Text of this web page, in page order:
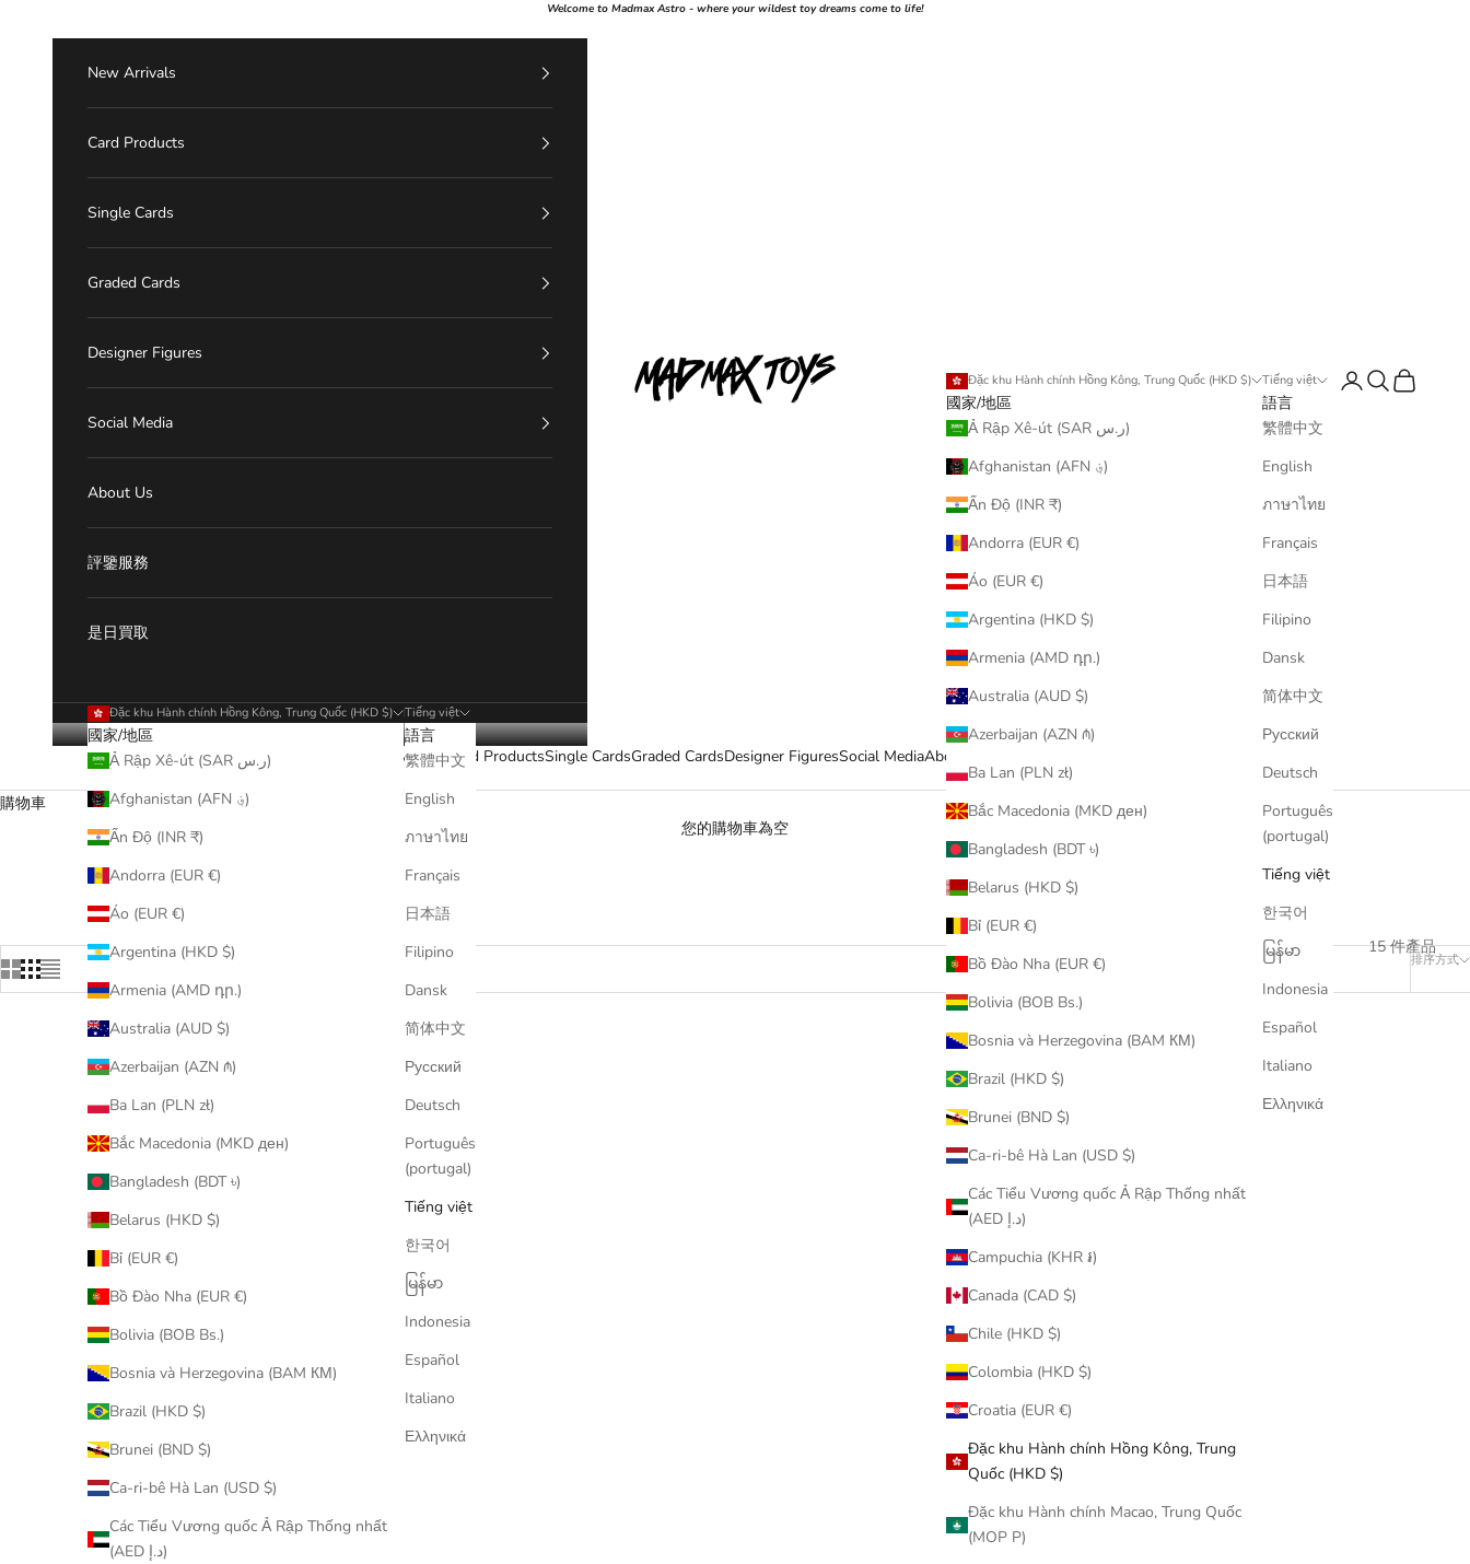
Welcome to Madmax Astro - where your wildest toy dreams come to life!
New ArrivalsCard ProductsSingle CardsGraded CardsDesigner FiguresSocial MediaAbout Us
Đặc khu Hành chính Hồng Kông, Trung Quốc (HKD $)
國家/地區
Ả Rập Xê-út (SAR ر.س)
Afghanistan (AFN ؋)
Ấn Độ (INR ₹)
Andorra (EUR €)
Áo (EUR €)
Argentina (HKD $)
Armenia (AMD դր.)
Australia (AUD $)
Azerbaijan (AZN ₼)
Ba Lan (PLN zł)
Bắc Macedonia (MKD ден)
Bangladesh (BDT ৳)
Belarus (HKD $)
Bỉ (EUR €)
Bồ Đào Nha (EUR €)
Bolivia (BOB Bs.)
Bosnia và Herzegovina (BAM КМ)
Brazil (HKD $)
Brunei (BND $)
Ca-ri-bê Hà Lan (USD $)
Các Tiểu Vương quốc Ả Rập Thống nhất
(AED د.إ)
Campuchia (KHR ៛)
Canada (CAD $)
Chile (HKD $)
Colombia (HKD $)
Croatia (EUR €)
Đặc khu Hành chính Hồng Kông, Trung
Quốc (HKD $)
Đặc khu Hành chính Macao, Trung Quốc
(MOP P)
Tiếng việt
語言
繁體中文
English
ภาษาไทย
Français
日本語
Filipino
Dansk
简体中文
Русский
Deutsch
Português
(portugal)
Tiếng việt
한국어
မြန်မာ
Indonesia
Español
Italiano
Ελληνικά
登入搜尋購物車
New Arrivals
Card Products
Single Cards
Graded Cards
Designer Figures
Social Media
About Us
評鑒服務
是日買取
Đặc khu Hành chính Hồng Kông, Trung Quốc (HKD $)
國家/地區
Ả Rập Xê-út (SAR ر.س)
Afghanistan (AFN ؋)
Ấn Độ (INR ₹)
Andorra (EUR €)
Áo (EUR €)
Argentina (HKD $)
Armenia (AMD դր.)
Australia (AUD $)
Azerbaijan (AZN ₼)
Ba Lan (PLN zł)
Bắc Macedonia (MKD ден)
Bangladesh (BDT ৳)
Belarus (HKD $)
Bỉ (EUR €)
Bồ Đào Nha (EUR €)
Bolivia (BOB Bs.)
Bosnia và Herzegovina (BAM КМ)
Brazil (HKD $)
Brunei (BND $)
Ca-ri-bê Hà Lan (USD $)
Các Tiểu Vương quốc Ả Rập Thống nhất
(AED د.إ)
Tiếng việt
語言
繁體中文
English
ภาษาไทย
Français
日本語
Filipino
Dansk
简体中文
Русский
Deutsch
Português
(portugal)
Tiếng việt
한국어
မြန်မာ
Indonesia
Español
Italiano
Ελληνικά
購物車
您的購物車為空
不二家 牛奶妹 Peko Chan
排序方式
15 件產品
MEDICOM
100％ & 400％ BE@RBRICK POTR ペコち
促銷價
$1,800.00
100％ & 400％ BE@RBRICK 招き猫 ペコち
ゃん 金運 ダブル小判 桃金メッキ
1000％ BE@RBRICK 招き猫 ペコちゃん 金